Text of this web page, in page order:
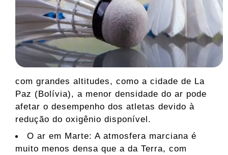
com grandes altitudes, como a cidade de La
Paz (Bolívia), a menor densidade do ar pode
afetar o desempenho dos atletas devido à
redução do oxigênio disponível.
O ar em Marte: A atmosfera marciana é
muito menos densa que a da Terra, com